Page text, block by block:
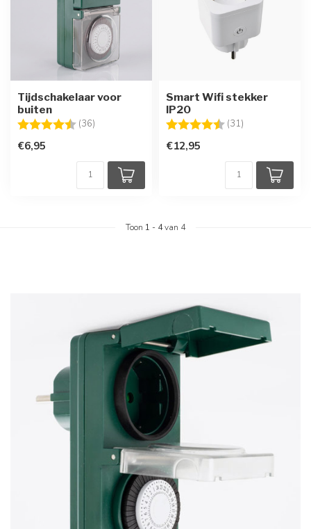
Tijdschakelaar voor
buiten
Beoordeling: (36)
€6,95
Smart Wifi stekker
IP20
Beoordeling: (31)
€12,95
Toon 1 - 4van 4